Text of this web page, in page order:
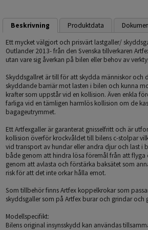
Beskrivning Produktdata
Ett mycket välgjort och prisvärt lastgaller/
Outlander 2013- från den Svenska tillverkaren
utan vare sig åverkan på bilen eller behov av
Skyddsgallret är till för att skydda människor och
skyddande barriär mot lasten i bilen och kunna
krafter som uppstår vid en kollision. Även enkla
farliga vid en tämligen harmlös kollision om de
bagageutrymmet.
Ett Artfexgaller är garanterat gnisselfritt och är
kollision överför krockvåldet till bilens c-stolpar
vid transport av hundar eller andra djur och last i
både genom att hindra lösa föremål från att flyga
genom att avlasta och förstärka baksätet som
risk för att det inte orkar hålla emot.
Som tillbehör finns Artfex koppelkrokar som
skyddsgaller som på Artfex burar och grindar och
Modellspecifikt:
Bilens original insynsskydd kan användas